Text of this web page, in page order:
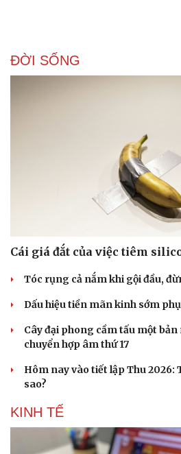
Thông tin doanh nghiệp
Doanh nghiệp 24h
Doanh nhân
Vì cộng đồng
ĐỜI SỐNG
Cái giá đắt của việc tiêm
Tóc rụng cả nắm khi gội đầu,
Dấu hiệu tiền mãn kinh sớm
Cây đại phong cầm tấu một
chuyển hợp âm thứ 17
Hôm nay vào tiết lập Thu 2026:
sao?
KINH TẾ